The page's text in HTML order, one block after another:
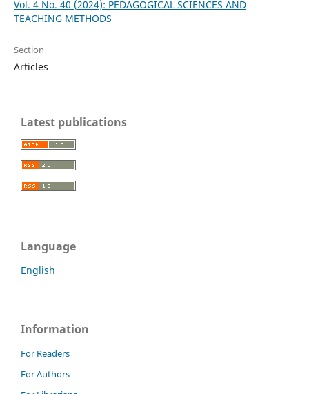
Vol. 4 No. 40 (2024): PEDAGOGICAL SCIENCES AND
TEACHING METHODS
Section
Articles
Latest publications
Language
English
Information
For Readers
For Authors